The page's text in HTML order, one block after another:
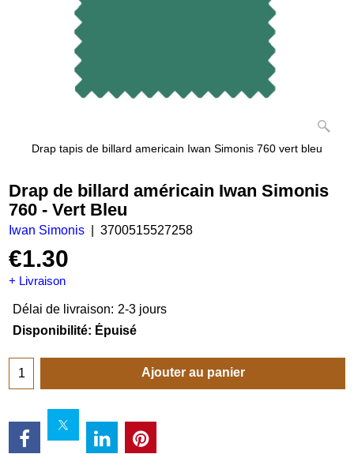
Drap tapis de billard americain Iwan Simonis 760 vert bleu
Drap de billard américain Iwan Simonis
760 - Vert Bleu
Iwan Simonis 3700515527258
€1.30
+ Livraison
Délai de livraison: 2-3 jours
Disponibilité: Épuisé
Ajouter au panier